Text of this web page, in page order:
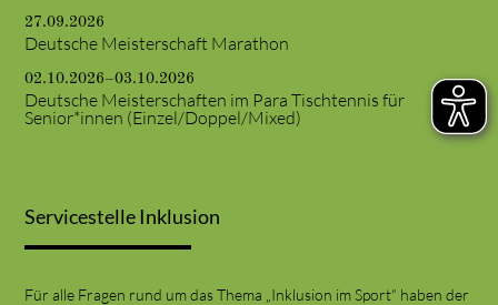
27.09.2026
Deutsche Meisterschaft Marathon
02.10.2026–03.10.2026
Deutsche Meisterschaften im Para Tischtennis für
Senior*innen (Einzel/Doppel/Mixed)
Servicestelle Inklusion
Für alle Fragen rund um das Thema „Inklusion im Sport“ haben der